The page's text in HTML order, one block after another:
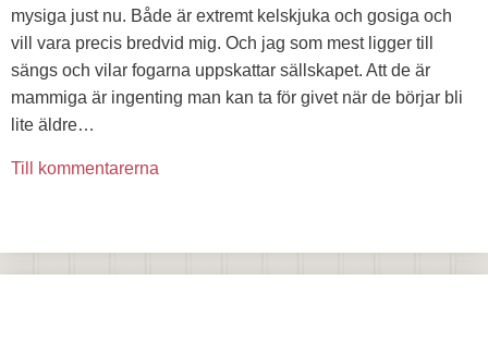
mysiga just nu. Både är extremt kelskjuka och gosiga och
vill vara precis bredvid mig. Och jag som mest ligger till
sängs och vilar fogarna uppskattar sällskapet. Att de är
mammiga är ingenting man kan ta för givet när de börjar bli
lite äldre…
Till kommentarerna